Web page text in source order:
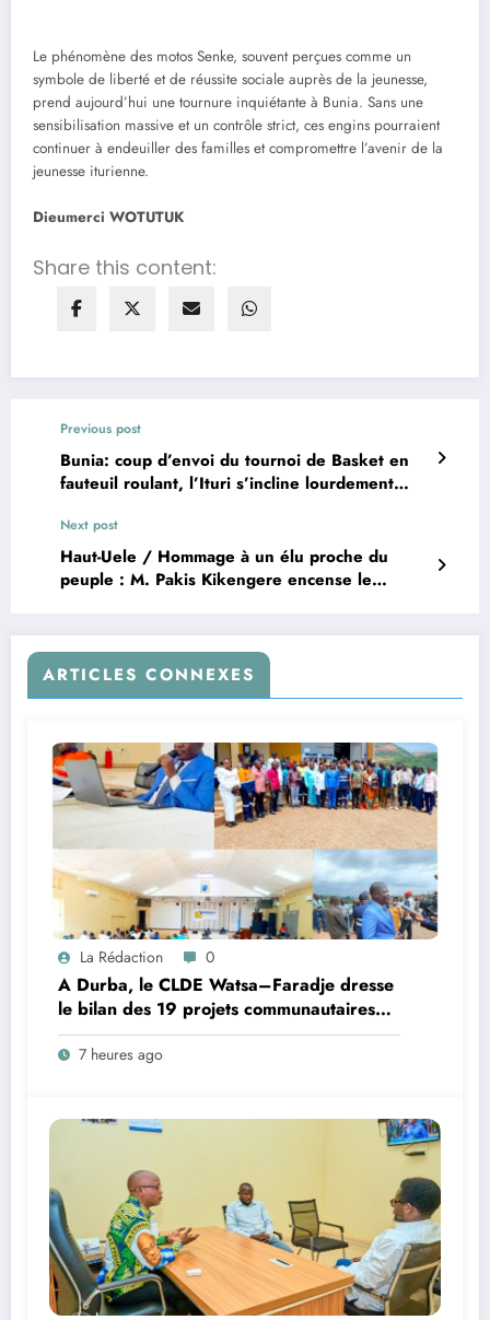
Le phénomène des motos Senke, souvent perçues comme un
symbole de liberté et de réussite sociale auprès de la jeunesse,
prend aujourd’hui une tournure inquiétante à Bunia. Sans une
sensibilisation massive et un contrôle strict, ces engins pourraient
continuer à endeuiller des familles et compromettre l’avenir de la
jeunesse iturienne.
Dieumerci WOTUTUK
Share this content:
Previous post
Bunia: coup d’envoi du tournoi de Basket en
fauteuil roulant, l’Ituri s’incline lourdement
Next post
Haut-Uele / Hommage à un élu proche du
peuple : M. Pakis Kikengere encense le
ARTICLES CONNEXES
La Rédaction 0
A Durba, le CLDE Watsa–Faradje dresse
le bilan des 19 projets communautaires
de cahier de charge signé avec KGM S.A
et prépare le deuxième quinquennat
7 heures ago